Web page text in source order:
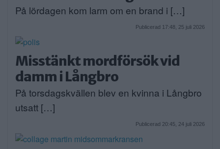
På lördagen kom larm om en brand i […]
Publicerad 17:48, 25 juli 2026
Misstänkt mordförsök vid
damm i Långbro
På torsdagskvällen blev en kvinna i Långbro
utsatt […]
Publicerad 20:45, 24 juli 2026